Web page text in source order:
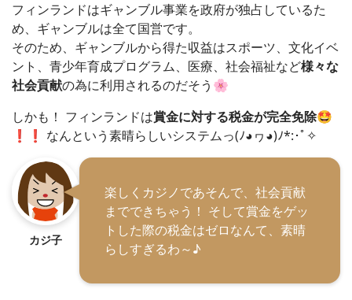
フィンランドはギャンブル事業を政府が独占しているた
め、ギャンブルは全て国営です。
そのため、ギャンブルから得た収益はスポーツ、文化イベ
ント、青少年育成プログラム、医療、社会福祉など様々な
社会貢献の為に利用されるのだそう🌸
しかも！ フィンランドは賞金に対する税金が完全免除🤩
❗❗ なんという素晴らしいシステムっ(ﾉ◕ヮ◕)ﾉ*:･ﾟ✧
カジ子
楽しくカジノであそんで、社会貢献
までできちゃう！ そして賞金をゲッ
トした際の税金はゼロなんて、素晴
らしすぎるわ～♪